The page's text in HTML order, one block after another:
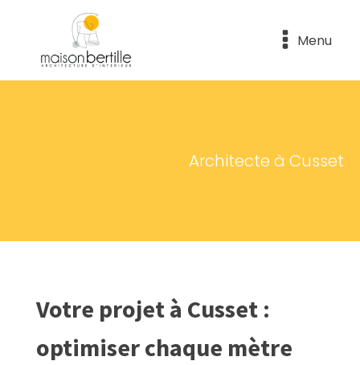
Menu
Architecte à Cusset
Votre projet à Cusset :
optimiser chaque mètre